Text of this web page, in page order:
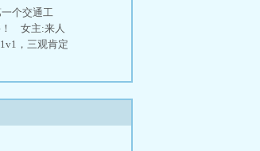
个交通工
！ 女主:来人
，三观肯定